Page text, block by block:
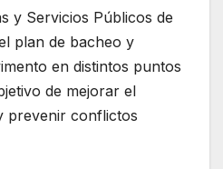
y Servicios Públicos de
plan de bacheo y
en distintos puntos
de mejorar el
prevenir conflictos